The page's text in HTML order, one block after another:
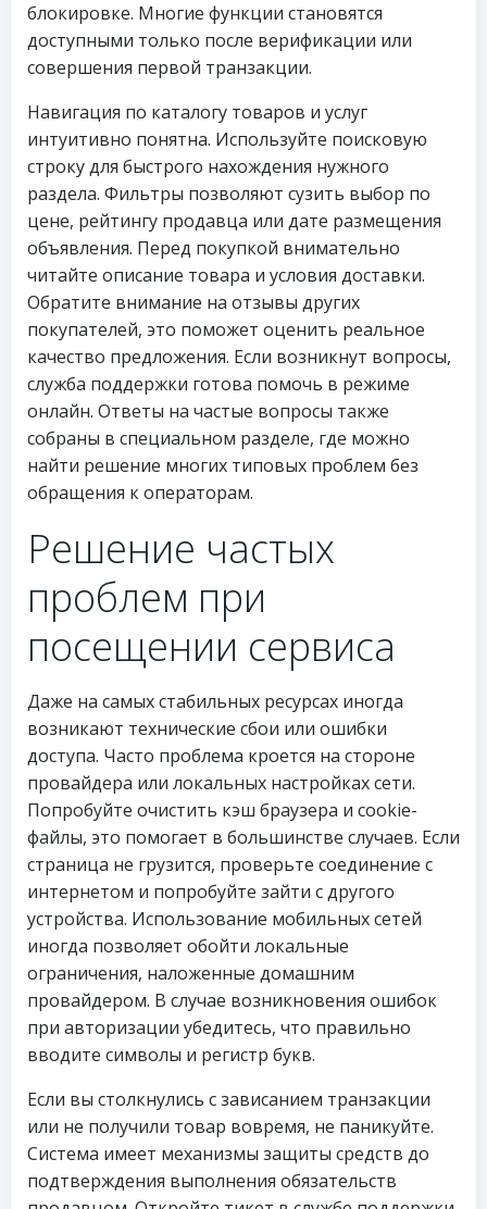
блокировке. Многие функции становятся
доступными только после верификации или
совершения первой транзакции.
Навигация по каталогу товаров и услуг
интуитивно понятна. Используйте поисковую
строку для быстрого нахождения нужного
раздела. Фильтры позволяют сузить выбор по
цене, рейтингу продавца или дате размещения
объявления. Перед покупкой внимательно
читайте описание товара и условия доставки.
Обратите внимание на отзывы других
покупателей, это поможет оценить реальное
качество предложения. Если возникнут вопросы,
служба поддержки готова помочь в режиме
онлайн. Ответы на частые вопросы также
собраны в специальном разделе, где можно
найти решение многих типовых проблем без
обращения к операторам.
Решение частых
проблем при
посещении сервиса
Даже на самых стабильных ресурсах иногда
возникают технические сбои или ошибки
доступа. Часто проблема кроется на стороне
провайдера или локальных настройках сети.
Попробуйте очистить кэш браузера и cookie-
файлы, это помогает в большинстве случаев. Если
страница не грузится, проверьте соединение с
интернетом и попробуйте зайти с другого
устройства. Использование мобильных сетей
иногда позволяет обойти локальные
ограничения, наложенные домашним
провайдером. В случае возникновения ошибок
при авторизации убедитесь, что правильно
вводите символы и регистр букв.
Если вы столкнулись с зависанием транзакции
или не получили товар вовремя, не паникуйте.
Система имеет механизмы защиты средств до
подтверждения выполнения обязательств